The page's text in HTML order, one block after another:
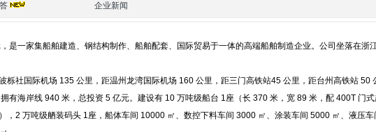
企业新闻
是一家集船舶建造、钢结构制作、船舶配套、国际贸易于一体的高端船舶制造企业。公司坐落在浙
社国际机场 135 公里，距温州龙湾国际机场 160 公里，距三门高铁站45 公里，距台州高铁站 50
有海岸线 940 米，总投资 5 亿元。建设有 10 万吨级船台 1座（长 370 米，宽 89 米，配 400T 门
，2 万吨级舾装码头 1座，船体车间 10000 ㎡、数控下料车间 3000 ㎡、涂装车间 5000 ㎡、液压